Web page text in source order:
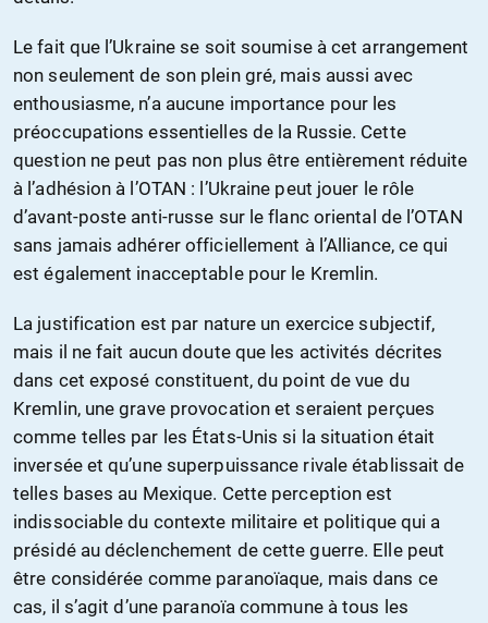
Le fait que l’Ukraine se soit soumise à cet arrangement
non seulement de son plein gré, mais aussi avec
enthousiasme, n’a aucune importance pour les
préoccupations essentielles de la Russie. Cette
question ne peut pas non plus être entièrement réduite
à l’adhésion à l’OTAN : l’Ukraine peut jouer le rôle
d’avant-poste anti-russe sur le flanc oriental de l’OTAN
sans jamais adhérer officiellement à l’Alliance, ce qui
est également inacceptable pour le Kremlin.
La justification est par nature un exercice subjectif,
mais il ne fait aucun doute que les activités décrites
dans cet exposé constituent, du point de vue du
Kremlin, une grave provocation et seraient perçues
comme telles par les États-Unis si la situation était
inversée et qu’une superpuissance rivale établissait de
telles bases au Mexique. Cette perception est
indissociable du contexte militaire et politique qui a
présidé au déclenchement de cette guerre. Elle peut
être considérée comme paranoïaque, mais dans ce
cas, il s’agit d’une paranoïa commune à tous les